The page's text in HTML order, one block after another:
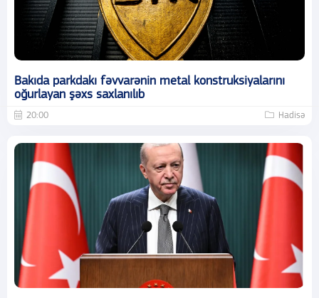
Bakıda parkdakı fəvvarənin metal konstruksiyalarını
oğurlayan şəxs saxlanılıb
20:00 Hadisə